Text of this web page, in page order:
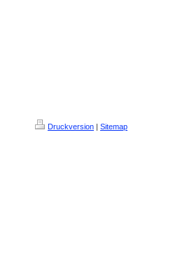
Druckversion | Sitemap